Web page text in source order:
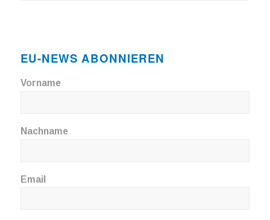
EU-NEWS ABONNIEREN
Vorname
Nachname
Email